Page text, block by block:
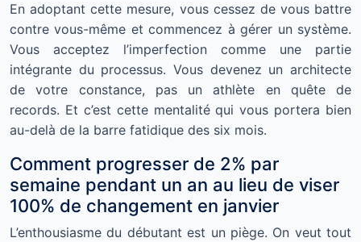
En adoptant cette mesure, vous cessez de vous battre
contre vous-même et commencez à gérer un système.
Vous acceptez l’imperfection comme une partie
intégrante du processus. Vous devenez un architecte
de votre constance, pas un athlète en quête de
records. Et c’est cette mentalité qui vous portera bien
au-delà de la barre fatidique des six mois.
Comment progresser de 2% par
semaine pendant un an au lieu de viser
100% de changement en janvier
L’enthousiasme du débutant est un piège. On veut tout